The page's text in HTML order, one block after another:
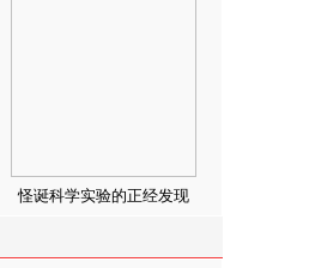
怪诞科学实验的正经发现